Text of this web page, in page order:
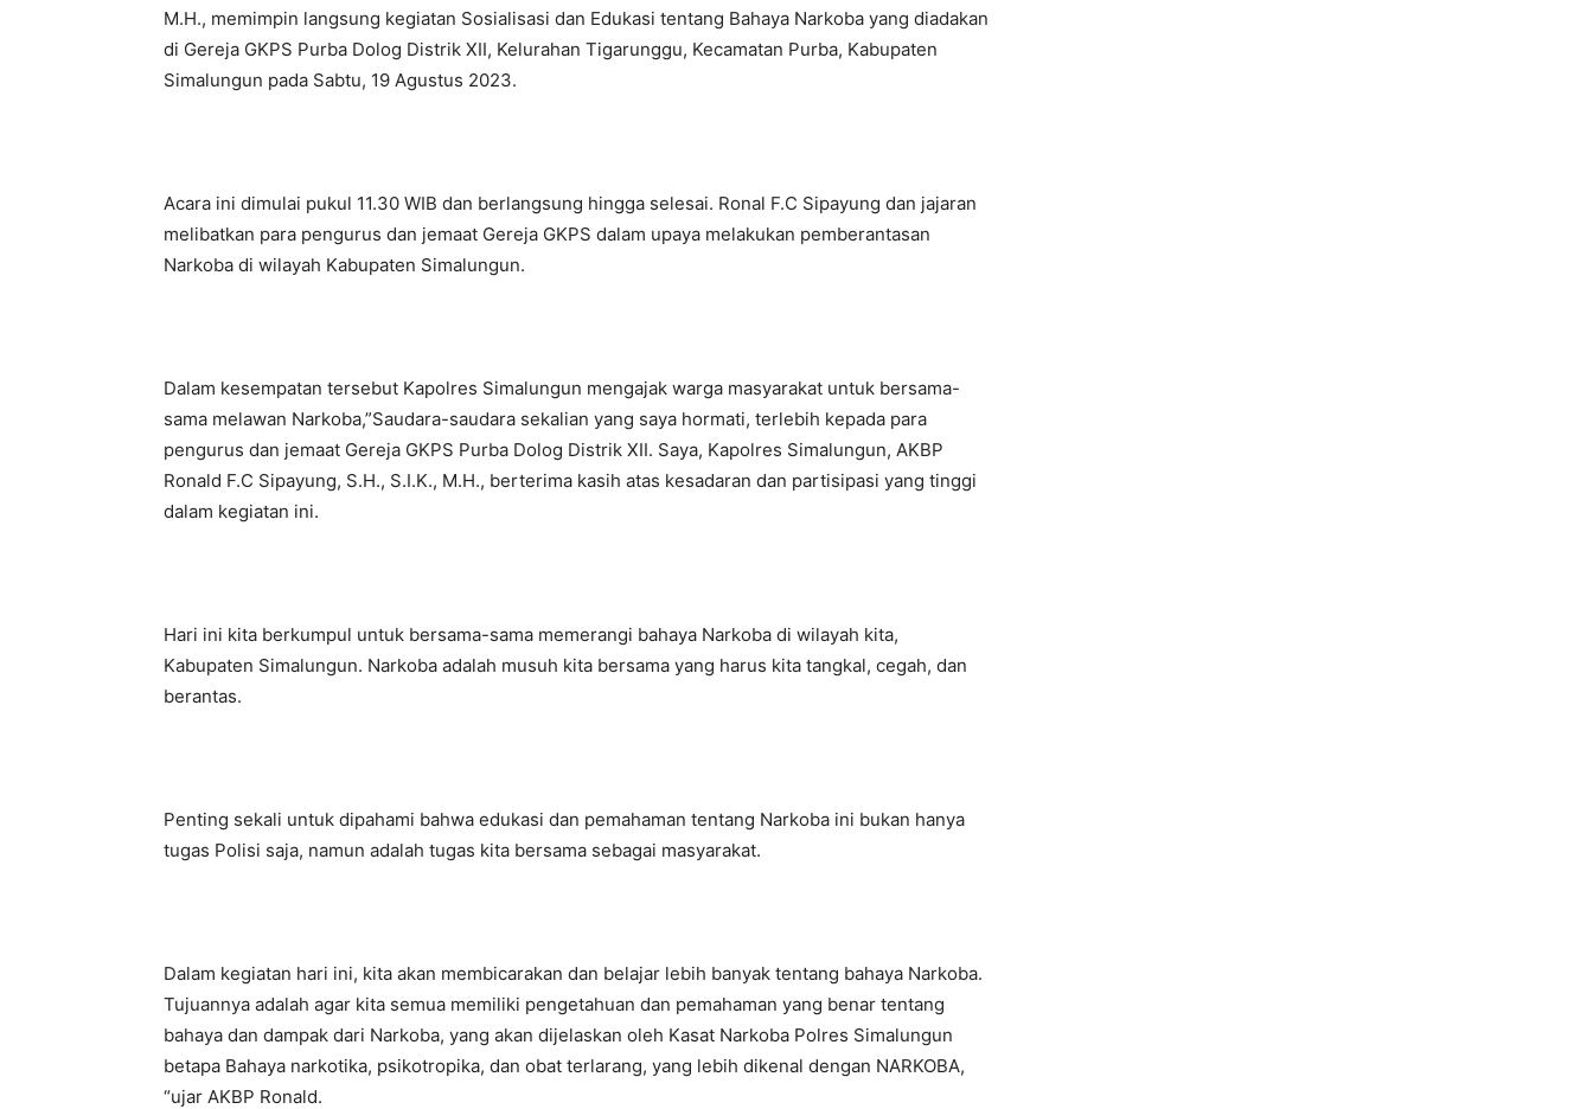
M.H., memimpin langsung kegiatan Sosialisasi dan Edukasi tentang Bahaya Narkoba yang diadakan
di Gereja GKPS Purba Dolog Distrik XII, Kelurahan Tigarunggu, Kecamatan Purba, Kabupaten
Simalungun pada Sabtu, 19 Agustus 2023.
Acara ini dimulai pukul 11.30 WIB dan berlangsung hingga selesai. Ronal F.C Sipayung dan jajaran
melibatkan para pengurus dan jemaat Gereja GKPS dalam upaya melakukan pemberantasan
Narkoba di wilayah Kabupaten Simalungun.
Dalam kesempatan tersebut Kapolres Simalungun mengajak warga masyarakat untuk bersama-
sama melawan Narkoba,”Saudara-saudara sekalian yang saya hormati, terlebih kepada para
pengurus dan jemaat Gereja GKPS Purba Dolog Distrik XII. Saya, Kapolres Simalungun, AKBP
Ronald F.C Sipayung, S.H., S.I.K., M.H., berterima kasih atas kesadaran dan partisipasi yang tinggi
dalam kegiatan ini.
Hari ini kita berkumpul untuk bersama-sama memerangi bahaya Narkoba di wilayah kita,
Kabupaten Simalungun. Narkoba adalah musuh kita bersama yang harus kita tangkal, cegah, dan
berantas.
Penting sekali untuk dipahami bahwa edukasi dan pemahaman tentang Narkoba ini bukan hanya
tugas Polisi saja, namun adalah tugas kita bersama sebagai masyarakat.
Dalam kegiatan hari ini, kita akan membicarakan dan belajar lebih banyak tentang bahaya Narkoba.
Tujuannya adalah agar kita semua memiliki pengetahuan dan pemahaman yang benar tentang
bahaya dan dampak dari Narkoba, yang akan dijelaskan oleh Kasat Narkoba Polres Simalungun
betapa Bahaya narkotika, psikotropika, dan obat terlarang, yang lebih dikenal dengan NARKOBA,
“ujar AKBP Ronald.